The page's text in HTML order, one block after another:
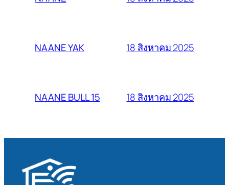
NAANE YAK 18 สิงหาคม 2025
NAANE BULL 15 18 สิงหาคม 2025